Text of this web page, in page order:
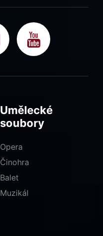
Umělecké
soubory
Opera
Činohra
Balet
Muzikál